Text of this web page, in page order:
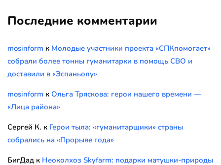
Последние комментарии
mosinform к Молодые участники проекта «СПКпомогает»
собрали более тонны гуманитарки в помощь СВО и
доставили в «Эспаньолу»
mosinform к Ольга Тряскова: герои нашего времени —
«Лица района»
Сергей К. к Герои тыла: «гуманитарщики» страны
собрались на «Прорыве года»
БигДад к Неоколхоз Skyfarm: подарки матушки-природы